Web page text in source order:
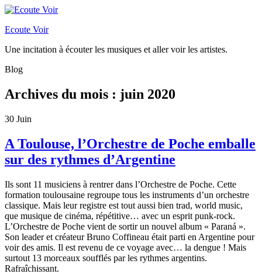
Ecoute Voir
Une incitation à écouter les musiques et aller voir les artistes.
Blog
Archives du mois : juin 2020
30 Juin
A Toulouse, l’Orchestre de Poche emballe
sur des rythmes d’Argentine
Ils sont 11 musiciens à rentrer dans l’Orchestre de Poche. Cette
formation toulousaine regroupe tous les instruments d’un orchestre
classique. Mais leur registre est tout aussi bien trad, world music,
que musique de cinéma, répétitive… avec un esprit punk-rock.
L’Orchestre de Poche vient de sortir un nouvel album « Paraná ».
Son leader et créateur Bruno Coffineau était parti en Argentine pour
voir des amis. Il est revenu de ce voyage avec… la dengue ! Mais
surtout 13 morceaux soufflés par les rythmes argentins.
Rafraîchissant.